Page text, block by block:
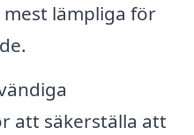
lämpliga för
att säkerställa att